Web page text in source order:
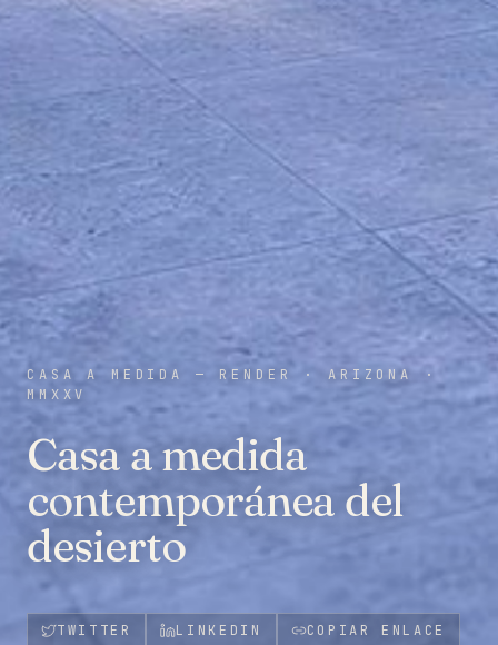
CASA A MEDIDA — RENDER ·ARIZONA
·
MMXXV
Casa a medida
contemporánea del
desierto
TWITTER LINKEDIN COPIAR ENLACE